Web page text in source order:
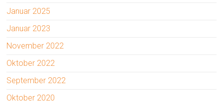
Januar 2025
Januar 2023
November 2022
Oktober 2022
September 2022
Oktober 2020